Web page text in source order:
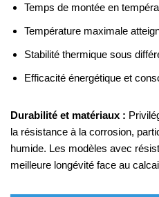
Temps de montée en
Température maximale
Stabilité thermique sous
Efficacité énergétique et
Durabilité et matériaux :
la résistance à la corrosion,
humide. Les modèles avec
meilleure longévité face au